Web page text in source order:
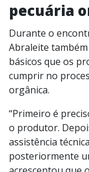
pecuária
Durante o
Abraleite
básicos que os
cumprir no
orgânica.
“Primeiro é
o produtor.
assistência
posteriormente